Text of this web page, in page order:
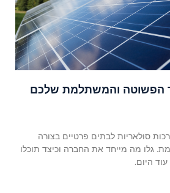
הפשוטה והמשתלמת שלכם
סולאריות לבתים פרטיים בצורה
מה מייחד את החברה וכיצד תוכלו
היום.